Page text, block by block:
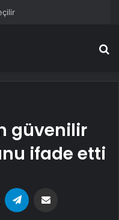
güvenilir
ifade etti
WhatsApp